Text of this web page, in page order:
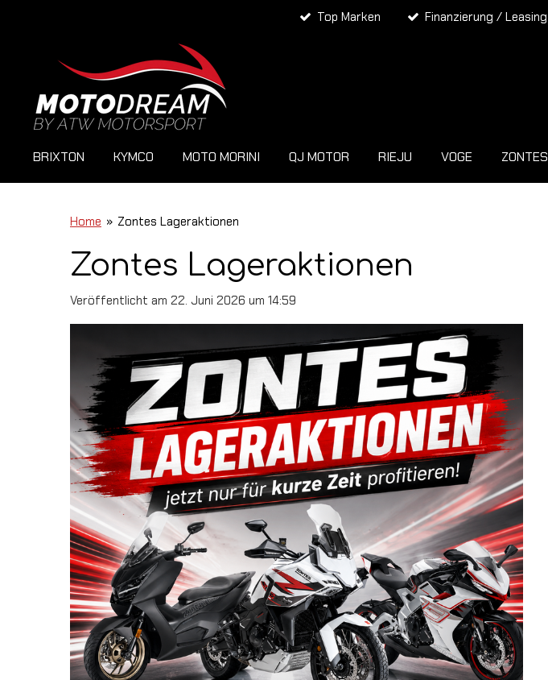
Top Marken Finanzierung / Leasing
BRIXTON KYMCO MOTO MORINI QJ MOTOR RIEJU VOGE ZONTES
Home » Zontes Lageraktionen
Zontes Lageraktionen
Veröffentlicht am 22. Juni 2026 um 14:59